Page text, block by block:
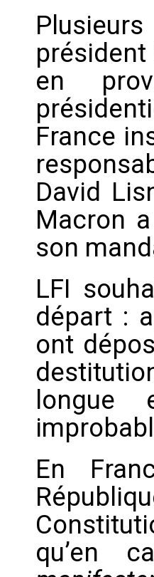
en
France
David
Macron
son
LFI
départ :
ont
longue
En
qu’en